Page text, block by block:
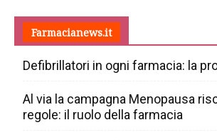
Farmacianews.it
Defibrillatori in ogni farmacia: la
Al via la campagna Menopausa
regole: il ruolo della farmacia